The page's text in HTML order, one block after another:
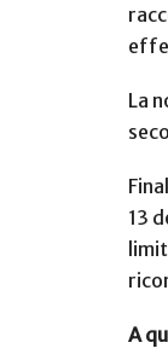
La
13
A